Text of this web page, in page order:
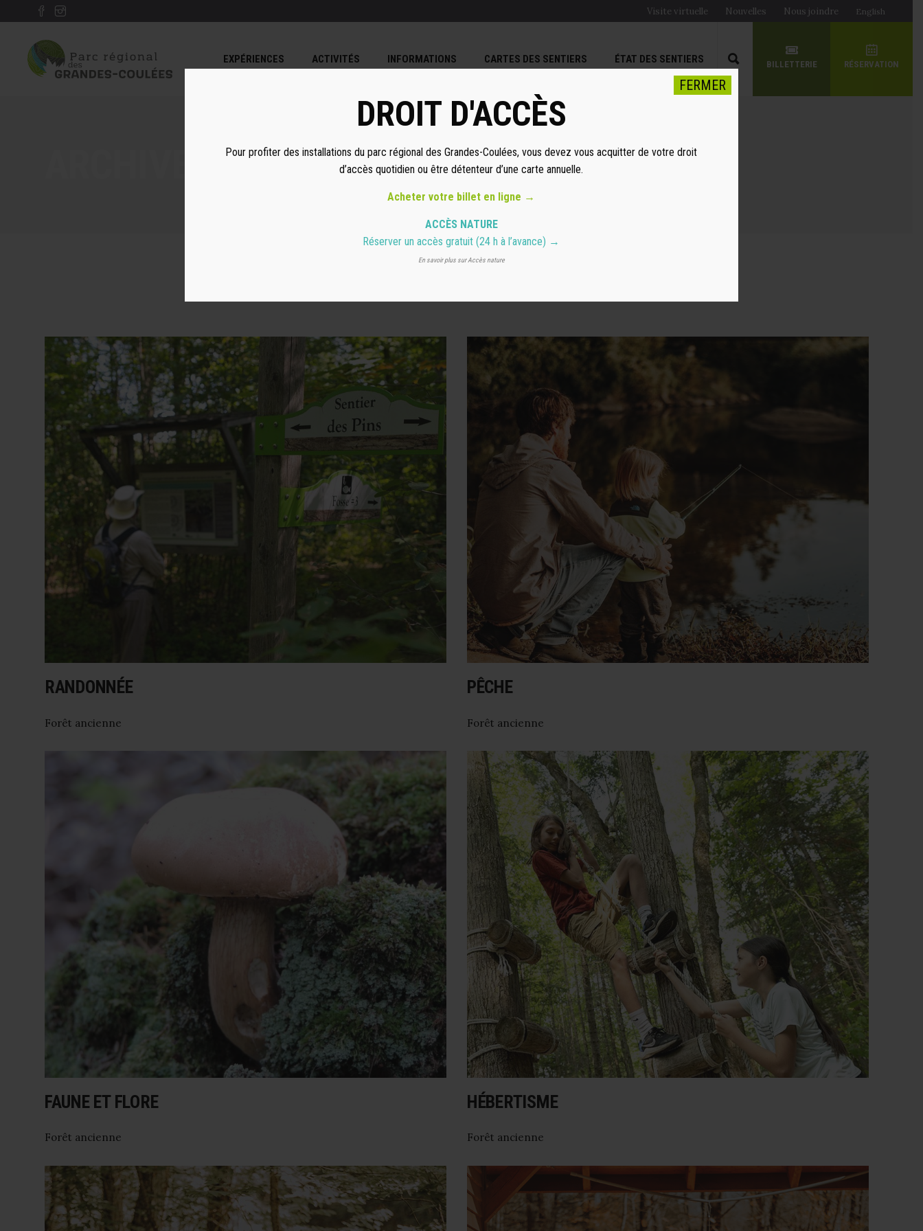
Visite virtuelle Nouvelles Nous joindre English
EXPÉRIENCES ACTIVITÉS INFORMATIONS CARTES DES SENTIERS ÉTAT DES SENTIERS BILLETTERIE RÉSERVATION
RANDONNÉE
Forêt ancienne
PÊCHE
Forêt ancienne
FAUNE ET FLORE
Forêt ancienne
HÉBERTISME
Forêt ancienne
DROIT D'ACCÈS
Pour profiter des installations du parc régional des Grandes-Coulées, vous devez vous acquitter de votre droit
d’accès quotidien ou être détenteur d’une carte annuelle.
Acheter votre billet en ligne →
ACCÈS NATURE
Réserver un accès gratuit (24 h à l’avance) →
En savoir plus sur Accès nature
FERMER